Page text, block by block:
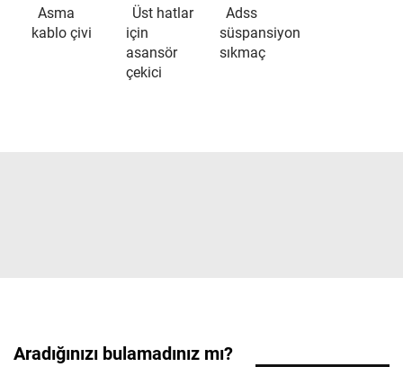
Asma
kablo çivi
Üst hatlar
için
asansör
çekici
Adss
süspansiyon
sıkmaç
Aradığınızı bulamadınız mı?